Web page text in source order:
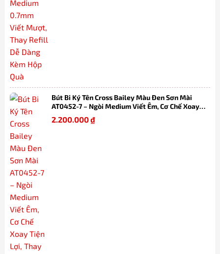
Bút Bi Ký Tên Cross Bailey Màu Đen Sơn Mài
AT0452-7 – Ngòi Medium Viết Êm, Cơ Chế Xoay
Tiện Lợi, Thay Refill Dễ Dàng Kèm Hộp
2.200.000₫